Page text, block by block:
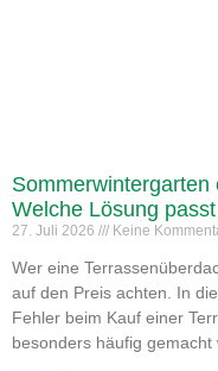
Welche Lösung
27. Juli 2026 Keine
Wer eine
auf den Preis achten. In
Fehler beim Kauf einer
besonders häufig gemacht